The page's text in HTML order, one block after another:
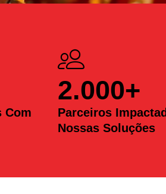
Com
Parceiros
Nossas Soluções
2.000+